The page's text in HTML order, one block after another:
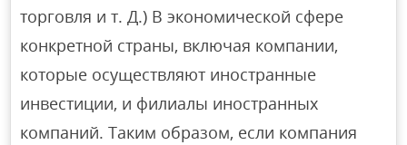
торговля и т. Д.) В экономической сфере
конкретной страны, включая компании,
которые осуществляют иностранные
инвестиции, и филиалы иностранных
компаний. Таким образом, если компания